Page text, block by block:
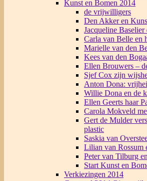
Kunst en Bomen 2014
de vrijwilligers
Den Akker en
Jacqueline Baselier
Carla van Belle en
Marielle van den
Kees van den
Ellen Brouwers –
Sjef Cox zijn
Anton Dona:
Willie Dona en de
Ellen Geerts haar
Carola Mokveld
Gert de Mulder
plastic
Saskia van
Lilian van Rossum
Peter van Tilburg
Start Kunst en
Verkiezingen 2014